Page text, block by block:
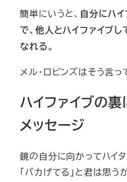
簡単にいうと、 自分にハ
で、他人とハイファイブ
なれる。
メル・ロビンズはそう言っ
ハイファイブの
メッセージ
鏡の自分に向かってハイタ
「バカげてる」と君は思う